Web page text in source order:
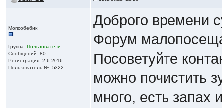
Мопсобебик
Группа: Пользователи
Сообщений: 80
Регистрация: 2.6.2016
Пользователь №: 5822
Доброго времени
Форум
Посоветуйте
можно почистить
много, есть запах